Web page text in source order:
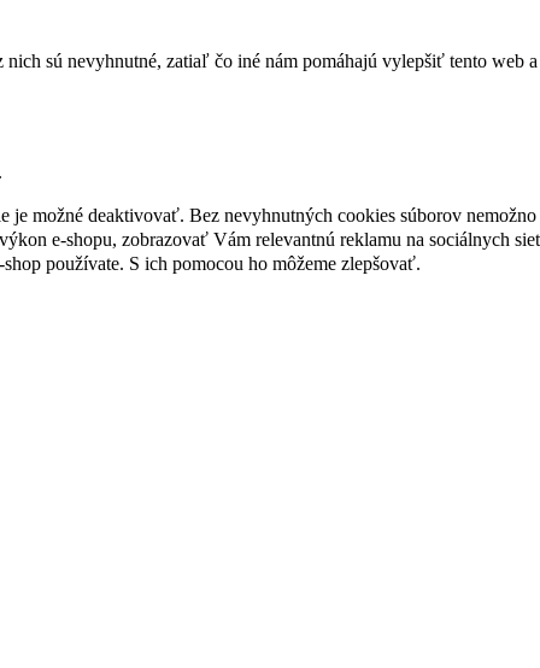
sú nevyhnutné, zatiaľ čo iné nám pomáhajú vylepšiť tento web
je možné deaktivovať. Bez nevyhnutných cookies súborov
e-shopu, zobrazovať Vám relevantnú reklamu na sociálnych
používate. S ich pomocou ho môžeme zlepšovať.